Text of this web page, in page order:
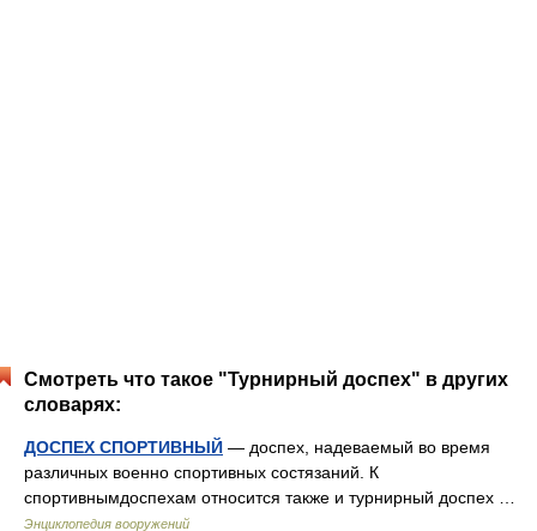
Смотреть что такое "Турнирный доспех" в других
словарях:
ДОСПЕХ СПОРТИВНЫЙ — доспех, надеваемый во время
различных военно спортивных состязаний. К
спортивнымдоспехам относится также и турнирный доспех …
Энциклопедия вооружений